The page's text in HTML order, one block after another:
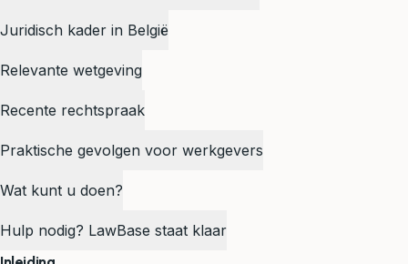
Juridisch kader in België
Relevante wetgeving
Recente rechtspraak
Praktische gevolgen voor werkgevers
Wat kunt u doen?
Hulp nodig? LawBase staat klaar